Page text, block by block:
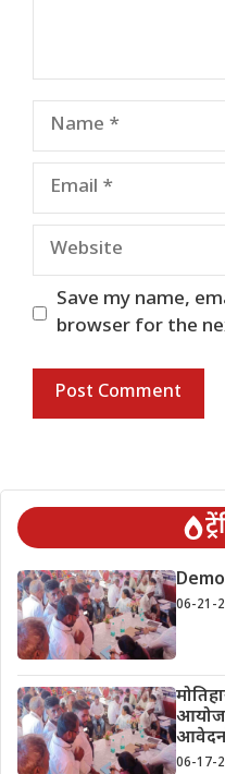
Name
Email
Website
Save my name,
browser for the
Demo
06-21-
06-17-